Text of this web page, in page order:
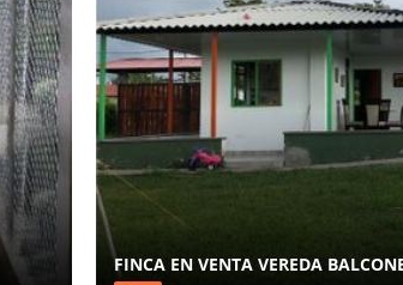
FINCA EN VENTA VEREDA